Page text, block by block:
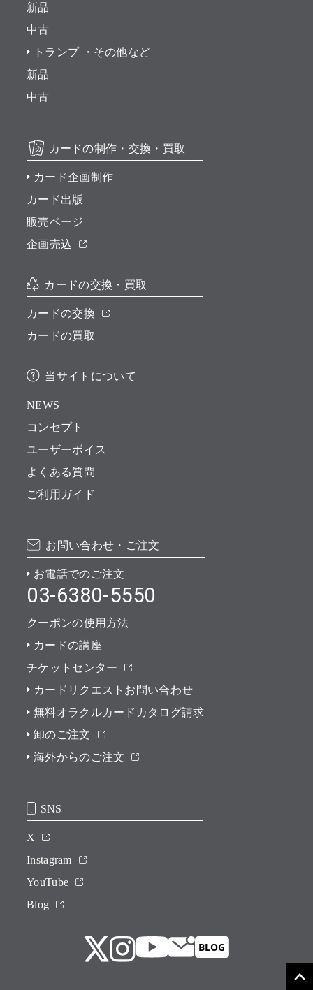
新品
中古
トランプ ・その他など
新品
中古
カードの制作・交換・買取
カード企画制作
カード出版
販売ページ
企画売込
カードの交換・買取
カードの交換
カードの買取
当サイトについて
NEWS
コンセプト
ユーザーボイス
よくある質問
ご利用ガイド
お問い合わせ・ご注文
お電話でのご注文
03-6380-5550
クーポンの使用方法
カードの講座
チケットセンター
カードリクエストお問い合わせ
無料オラクルカードカタログ請求
卸のご注文
海外からのご注文
SNS
X
Instagram
YouTube
Blog